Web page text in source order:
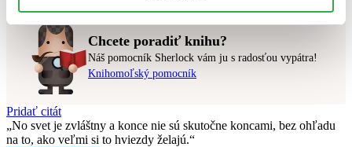
Chcete poradiť knihu?
Náš pomocník Sherlock vám ju s radosťou vypátra!
Knihomoľský pomocník
Pridať citát
No svet je zvláštny a konce nie sú skutočne koncami, bez ohľadu
na to, ako veľmi si to hviezdy želajú.